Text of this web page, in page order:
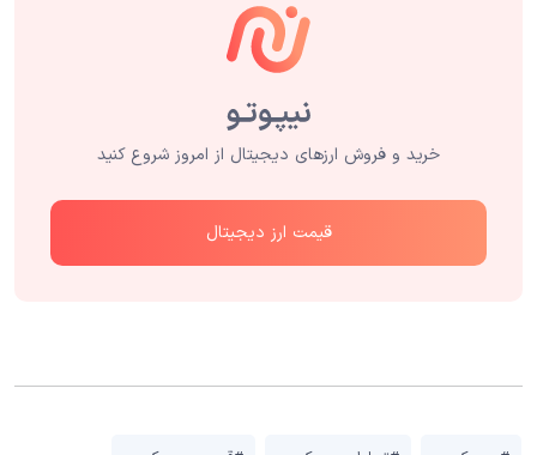
خرید و فروش ارزهای دیجیتال از امروز شروع کنید
قیمت ارز دیجیتال